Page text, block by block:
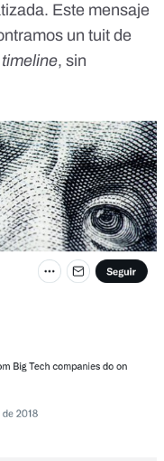
Este mensaje
un tuit de
timeline, sin